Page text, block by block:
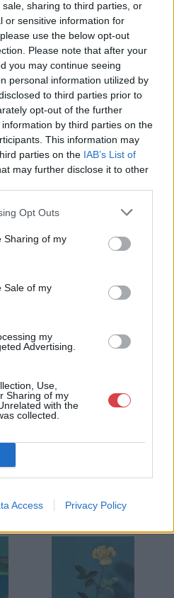
sharing to third parties, or
or sensitive information for
use the below opt-out
Please note that after your
you may continue seeing
personal information utilized by
to third parties prior to
opt-out of the further
by third parties on the
This information may
parties on the IAB’s List of
may further disclose it to other
Opt Outs
Sharing of my
Sale of my
my
Advertising.
Use,
Sharing of my
with the
collected.
Access Privacy Policy
Eladó: BÁV ART Aukciósház és
Galéria
Cím: BÁV ZRt.
1027 Budapest, Csalogány u.
Telefon: (06 1) 331 0513
Weboldal:http://bav-art.hu
múltú, 240 esztendeje
tekintélyével és
a magyar
szereplője. A 2007-ben
a magyarországi
színterévé, kereskedelmi
legnagyobb
napján állnak a műtárgyat